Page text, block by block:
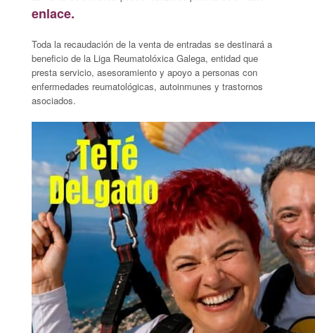
enlace.
Toda la recaudación de la venta de entradas se destinará a
beneficio de la Liga Reumatolóxica Galega, entidad que
presta servicio, asesoramiento y apoyo a personas con
enfermedades reumatológicas, autoinmunes y trastornos
asociados.